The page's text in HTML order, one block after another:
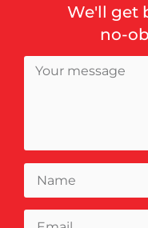
We'll get
no-